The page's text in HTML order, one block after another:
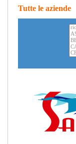
Tutte le aziende